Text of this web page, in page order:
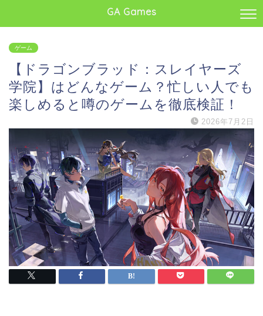
GA Games
ゲーム
【ドラゴンブラッド：スレイヤーズ
学院】はどんなゲーム？忙しい人でも
楽しめると噂のゲームを徹底検証！
2026年7月2日